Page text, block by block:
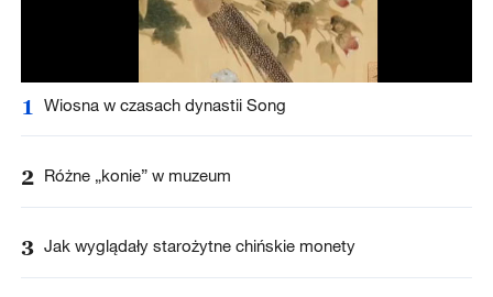
1 Wiosna w czasach dynastii Song
2 Różne „konie” w muzeum
3 Jak wyglądały starożytne chińskie monety